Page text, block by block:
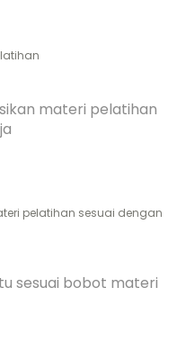
materi pelatihan
pelatihan sesuai dengan
sesuai bobot materi